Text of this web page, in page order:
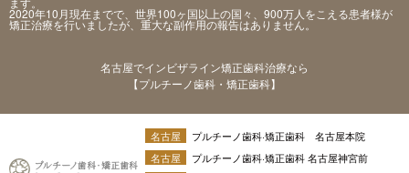
2020年10月現在までで、世界100ヶ国以上の国々、900万人をこえる患者様が
矯正治療を行いましたが、重大な副作用の報告はありません。
名古屋でインビザライン矯正歯科治療なら
【プルチーノ歯科・矯正歯科】
名古屋
プルチーノ歯科·矯正歯科 名古屋本院
名古屋
プルチーノ歯科·矯正歯科 名古屋神宮前